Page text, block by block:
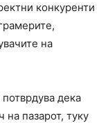
конкуренти
на
дека
пазарот, туку